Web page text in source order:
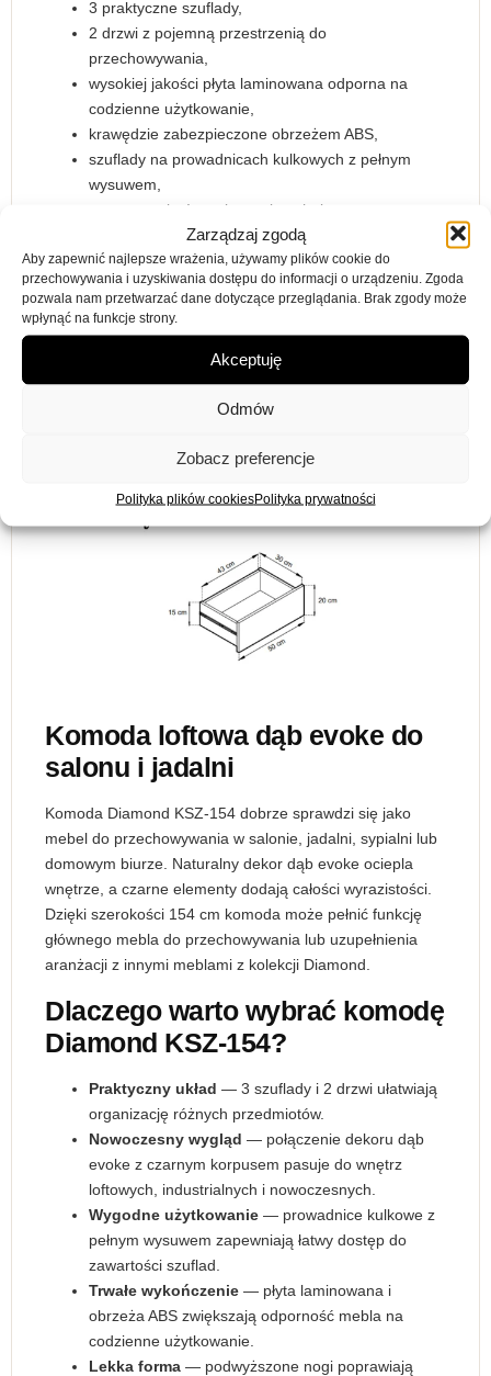
Zarządzaj zgodą
Aby zapewnić najlepsze wrażenia, używamy plików cookie do
przechowywania i uzyskiwania dostępu do informacji o urządzeniu. Zgoda
pozwala nam przetwarzać dane dotyczące przeglądania. Brak zgody może
wpłynąć na funkcje strony.
Akceptuję
Odmów
Zobacz preferencje
Polityka plików cookiesPolityka prywatności
3 praktyczne szuflady,
2 drzwi z pojemną przestrzenią do
przechowywania,
wysokiej jakości płyta laminowana odporna na
codzienne użytkowanie,
krawędzie zabezpieczone obrzeżem ABS,
szuflady na prowadnicach kulkowych z pełnym
wysuwem,
matowe wykończenie powierzchni,
mebel przeznaczony do samodzielnego montażu.
Komoda loftowa dąb evoke do
salonu i jadalni
Komoda Diamond KSZ-154 dobrze sprawdzi się jako
mebel do przechowywania w salonie, jadalni, sypialni lub
domowym biurze. Naturalny dekor dąb evoke ociepla
wnętrze, a czarne elementy dodają całości wyrazistości.
Dzięki szerokości 154 cm komoda może pełnić funkcję
głównego mebla do przechowywania lub uzupełnienia
aranżacji z innymi meblami z kolekcji Diamond.
Dlaczego warto wybrać komodę
Diamond KSZ-154?
Praktyczny układ — 3 szuflady i 2 drzwi ułatwiają
organizację różnych przedmiotów.
Nowoczesny wygląd — połączenie dekoru dąb
evoke z czarnym korpusem pasuje do wnętrz
loftowych, industrialnych i nowoczesnych.
Wygodne użytkowanie — prowadnice kulkowe z
pełnym wysuwem zapewniają łatwy dostęp do
zawartości szuflad.
Trwałe wykończenie — płyta laminowana i
obrzeża ABS zwiększają odporność mebla na
codzienne użytkowanie.
Lekka forma — podwyższone nogi poprawiają